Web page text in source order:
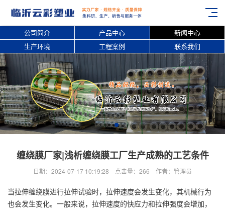
公司简介 产品中心
新闻中心
生产环境
工程案例 联系我们
缠绕膜厂家|浅析缠绕膜工厂生产成熟的工艺条件
日期：2024-07-17 10:19:28 点击量：266 作者：管理员
当拉伸缠绕膜进行拉伸试验时，拉伸速度会发生变化，其机械行为
也会发生变化。一般来说，拉伸速度的快应力和拉伸强度会增加，